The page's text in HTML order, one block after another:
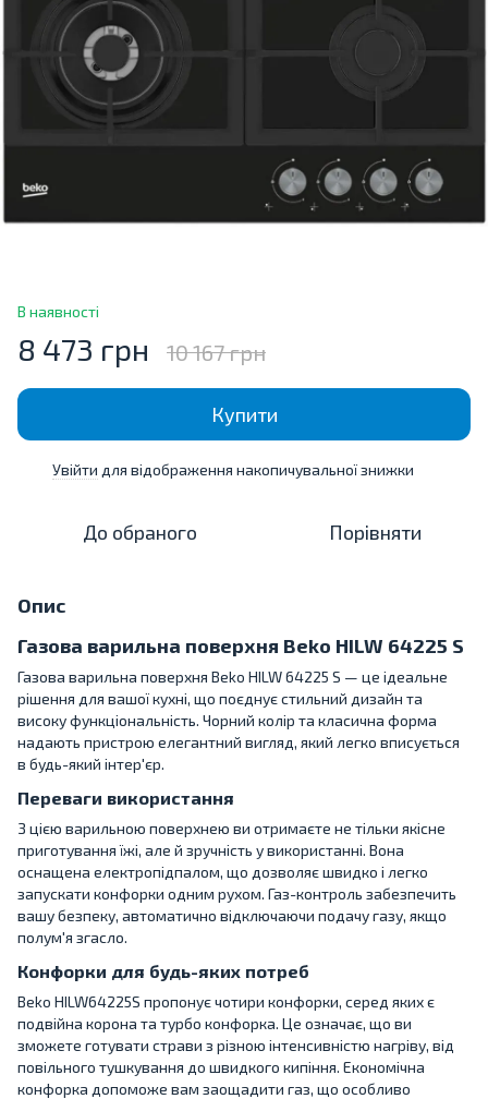
В наявності
8 473 грн 10 167 грн
Купити
Увійти для відображення накопичувальної знижки
До обраного Порівняти
Опис
Газова варильна поверхня Beko HILW 64225 S
Газова варильна поверхня Beko HILW 64225 S — це ідеальне
рішення для вашої кухні, що поєднує стильний дизайн та
високу функціональність. Чорний колір та класична форма
надають пристрою елегантний вигляд, який легко вписується
в будь-який інтер'єр.
Переваги використання
З цією варильною поверхнею ви отримаєте не тільки якісне
приготування їжі, але й зручність у використанні. Вона
оснащена електропідпалом, що дозволяє швидко і легко
запускати конфорки одним рухом. Газ-контроль забезпечить
вашу безпеку, автоматично відключаючи подачу газу, якщо
полум'я згасло.
Конфорки для будь-яких потреб
Beko HILW64225S пропонує чотири конфорки, серед яких є
подвійна корона та турбо конфорка. Це означає, що ви
зможете готувати страви з різною інтенсивністю нагріву, від
повільного тушкування до швидкого кипіння. Економічна
конфорка допоможе вам заощадити газ, що особливо